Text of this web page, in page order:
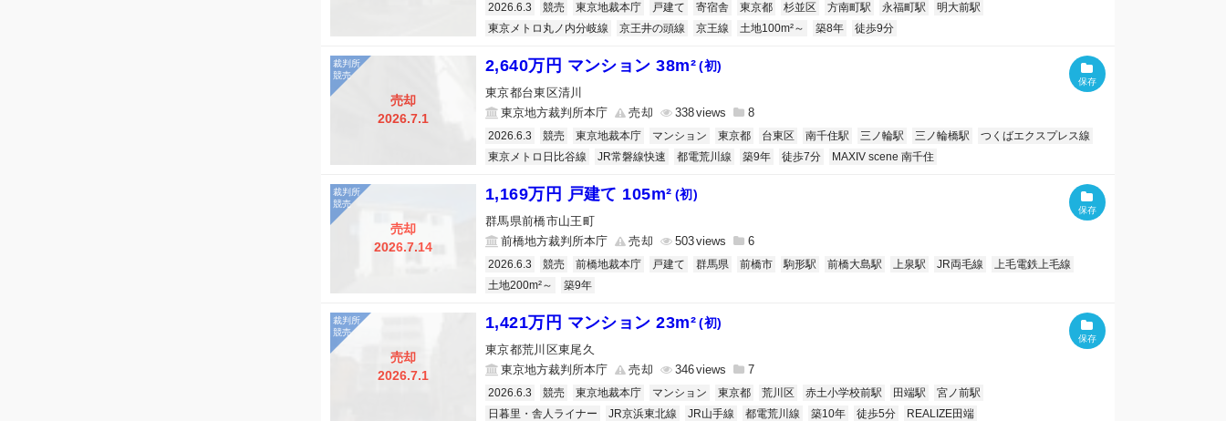
2026.6.3 競売 東京地裁本庁 戸建て 寄宿舎 東京都 杉並区 方南町駅 永福町駅
明大前駅
東京メトロ丸ノ内分岐線
京王井の頭線 京王線 土地100m²～ 築8年 徒歩9分
売却
2026.7.1
2,640万円 マンション 38m² (初)
東京都台東区清川
東京地方裁判所本庁
売却 338 8
2026.6.3 競売 東京地裁本庁 マンション 東京都 台東区 南千住駅 三ノ輪駅 三ノ輪橋駅
つくばエクスプレス線
東京メトロ日比谷線
JR常磐線快速 都電荒川線 築9年 徒歩7分 MAXIV scene 南千住
売却
2026.7.14
1,169万円 戸建て 105m² (初)
群馬県前橋市山王町
前橋地方裁判所本庁
売却 503 6
2026.6.3 競売 前橋地裁本庁 戸建て 群馬県 前橋市 駒形駅 前橋大島駅 上泉駅 JR両毛線
上毛電鉄上毛線
土地200m²～
築9年
売却
2026.7.1
1,421万円 マンション 23m² (初)
東京都荒川区東尾久
東京地方裁判所本庁
売却 346 7
2026.6.3 競売 東京地裁本庁 マンション 東京都 荒川区 赤土小学校前駅 田端駅
宮ノ前駅
日暮里・舎人ライナー
JR京浜東北線 JR山手線 都電荒川線 築10年 徒歩5分 REALIZE田端